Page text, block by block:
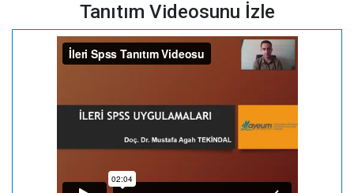
Tanıtım Videosunu İzle